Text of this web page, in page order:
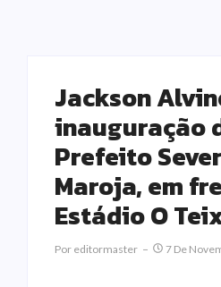
Jackson
inauguração
Prefeito
Maroja, em
Estádio O
Por Editormaster 7 De